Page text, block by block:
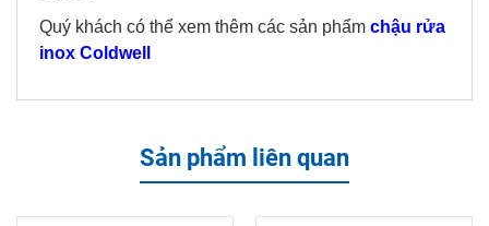
Quý khách có thể xem thêm các sản phẩm chậu rửa
inox Coldwell
Sản phẩm liên quan